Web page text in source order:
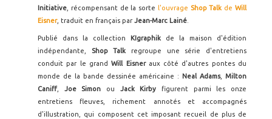
Initiative , récompensant de la sorte l'ouvrage Shop Talk deWill
Eisner, traduit en français parJean-Marc Lainé
Publié dans la collection KIgraphik de la maison d'édition
indépendante,
Shop Talkregroupe une série d'entretiens
conduit par le grandWill Eisner aux côté d'autres pontes du
monde de la bande dessinée américaine :
Neal Adams, Milton
Caniff
Joe Simon ou Jack Kirby figurent parmi les onze
entretiens fleuves, richement annotés et accompagnés
d'illustration, qui composent cet imposant recueil de plus de